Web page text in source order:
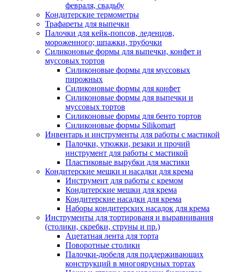
февраля, свадьбу
Кондитерские термометры
Трафареты для выпечки
Палочки для кейк-попсов, леденцов,
мороженного; шпажки, трубочки
Силиконовые формы для выпечки, конфет и
муссовых тортов
Силиконовые формы для муссовых
пирожных
Силиконовые формы для конфет
Силиконовые формы для выпечки и
муссовых тортов
Силиконовые формы для бенто тортов
Силиконовые формы Silikomart
Инвентарь и инструменты для работы с мастикой
Палочки, утюжки, резаки и прочий
инструмент для работы с мастикой
Пластиковые вырубки для мастики
Кондитерские мешки и насадки для крема
Инструмент для работы с кремом
Кондитерские мешки для крема
Кондитерские насадки для крема
Наборы кондитерских насадок для крема
Инструменты для тортированя и выравнивания
(столики, скребки, струны и пр.)
Ацетатная лента для торта
Поворотные столики
Палочки-дюбеля для поддерживающих
конструкций в многоярусных тортах